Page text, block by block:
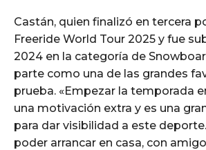
Castán, quien finalizó en tercera
Freeride World Tour 2025 y fue
2024 en la categoría de
parte como una de las grandes
prueba. «Empezar la temporada
una motivación extra y es una
para dar visibilidad a este
poder arrancar en casa, con